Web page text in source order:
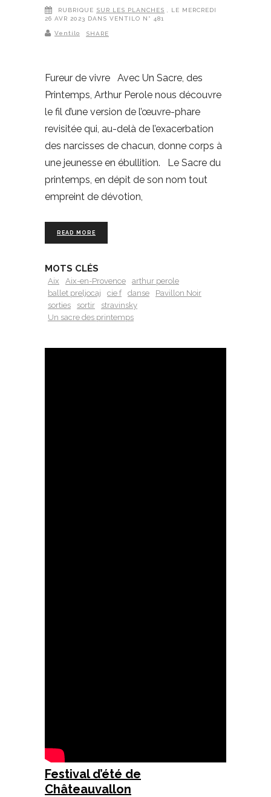
RUBRIQUE SUR LES PLANCHES , LE MERCREDI
26 AVR 2023 DANS VENTILO N° 481
Ventilo SHARE
Fureur de vivre Avec Un Sacre, des
Printemps, Arthur Perole nous découvre
le fil d’une version de l’œuvre-phare
revisitée qui, au-delà de l’exacerbation
des narcisses de chacun, donne corps à
une jeunesse en ébullition. Le Sacre du
printemps, en dépit de son nom tout
empreint de dévotion,
READ MORE
MOTS CLÉS
Aix Aix-en-Provence
arthur perole
ballet preljocaj
cie f danse
Pavillon Noir
sorties
sortir
stravinsky
Un sacre des printemps
Festival d’été de
Châteauvallon